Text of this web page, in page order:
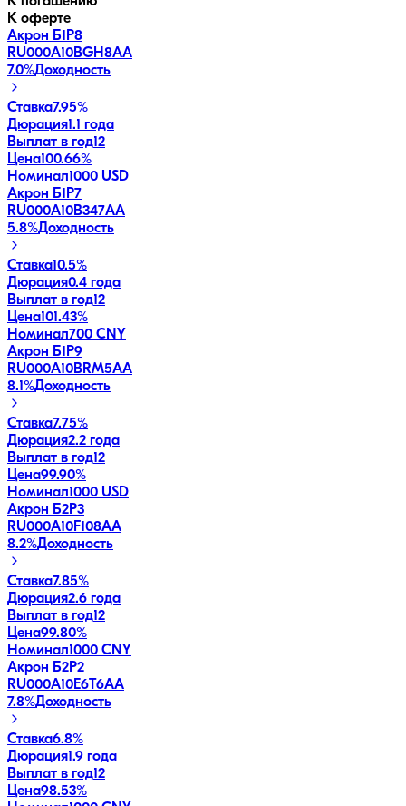
К оферте
Акрон Б1P8
RU000A10BGH8AA
7.0%Доходность
Ставка7.95%
Дюрация1.1 года
Выплат в год12
Цена100.66%
Номинал1000 USD
Акрон Б1P7
RU000A10B347AA
5.8%Доходность
Ставка10.5%
Дюрация0.4 года
Выплат в год12
Цена101.43%
Номинал700 CNY
Акрон Б1P9
RU000A10BRM5AA
8.1%Доходность
Ставка7.75%
Дюрация2.2 года
Выплат в год12
Цена99.90%
Номинал1000 USD
Акрон Б2P3
RU000A10F108AA
8.2%Доходность
Ставка7.85%
Дюрация2.6 года
Выплат в год12
Цена99.80%
Номинал1000 CNY
Акрон Б2P2
RU000A10E6T6AA
7.8%Доходность
Ставка6.8%
Дюрация1.9 года
Выплат в год12
Цена98.53%